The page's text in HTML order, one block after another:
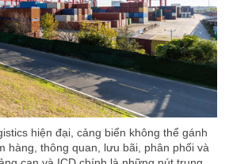
hiện đại, cảng biển không thể gánh
hàng, thông quan, lưu bãi, phân phối và